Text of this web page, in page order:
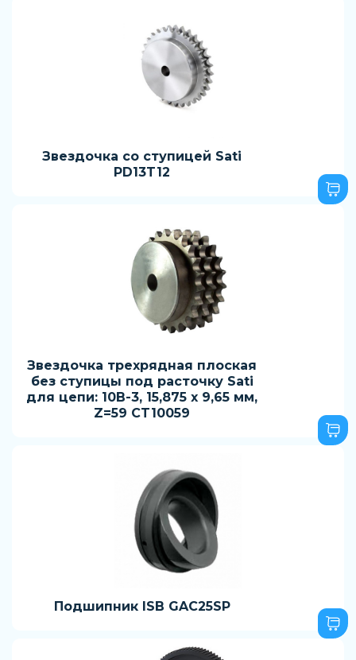
Звездочка со ступицей Sati
PD13T12
Звездочка трехрядная плоская
без ступицы под расточку Sati
для цепи: 10B-3, 15,875 x 9,65 мм,
Z=59 CT10059
Подшипник ISB GAC25SP